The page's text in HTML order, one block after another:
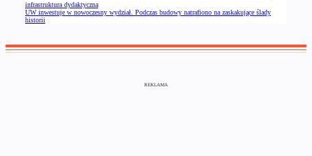
infrastruktura dydaktyczna
UW inwestuje w nowoczesny wydział. Podczas budowy natrafiono na zaskakujące ślady
historii
REKLAMA